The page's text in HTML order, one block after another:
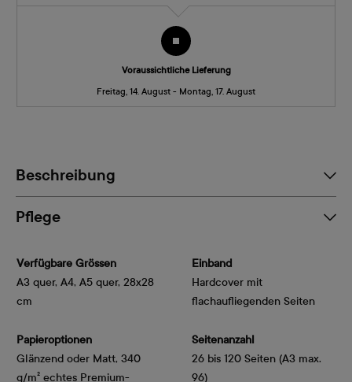
Voraussichtliche Lieferung
Freitag, 14. August - Montag, 17. August
Beschreibung
Pflege
Verfügbare Grössen
A3 quer, A4, A5 quer, 28x28
cm
Papieroptionen
Glänzend oder Matt, 340
g/m² echtes Premium-
Einband
Hardcover mit
flachaufliegenden Seiten
Seitenanzahl
26 bis 120 Seiten (A3 max.
96)